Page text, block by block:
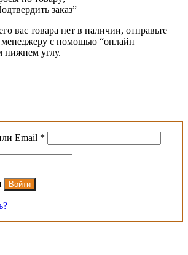
заказ”
вас товара нет в наличии, отправьте
с помощью “онлайн
нижнем углу.
Email *
Войти